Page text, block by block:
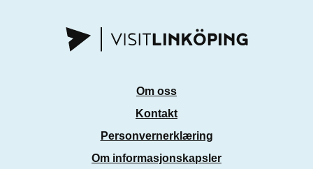
Om oss
Kontakt
Personvernerklæring
Om informasjonskapsler